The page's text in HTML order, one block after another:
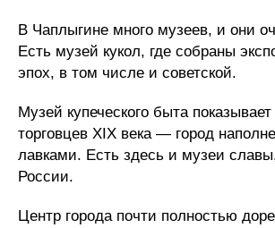
В Чаплыгине много музеев, и они
Есть музей кукол, где собраны
эпох, в том числе и советской.
Музей купеческого быта
торговцев XIX века — город
лавками. Есть здесь и музеи
России.
Центр города почти полностью